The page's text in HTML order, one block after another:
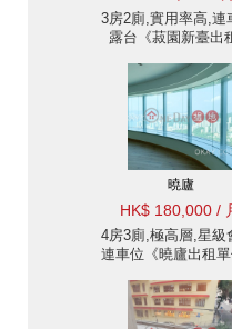
3房2廁,實用率高,連
露台《菽園新臺出
曉廬
HK$ 180,000 /
4房3廁,極高層,星級
連車位《曉廬出租單